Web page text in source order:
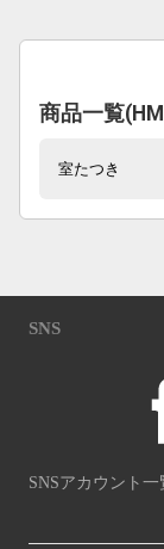
商品一覧
室たつき
SNS
SNSアカウント一